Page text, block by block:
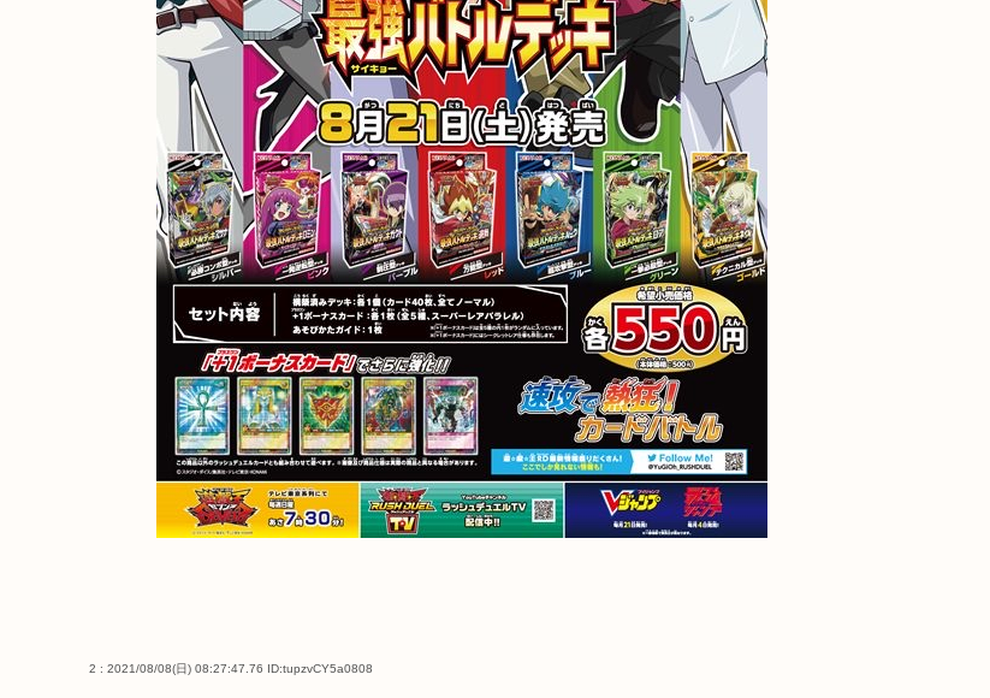
2 : 2021/08/08(日) 08:27:47.76 ID:tupzvCY5a0808